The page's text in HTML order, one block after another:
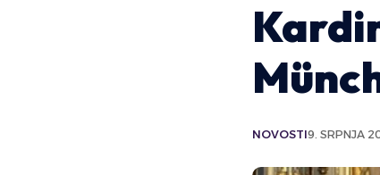
NOVOSTI9. SRPNJA